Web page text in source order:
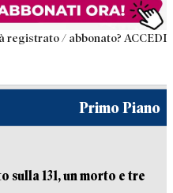
registrato / abbonato? ACCEDI
Primo Piano
sulla 131, un morto e tre